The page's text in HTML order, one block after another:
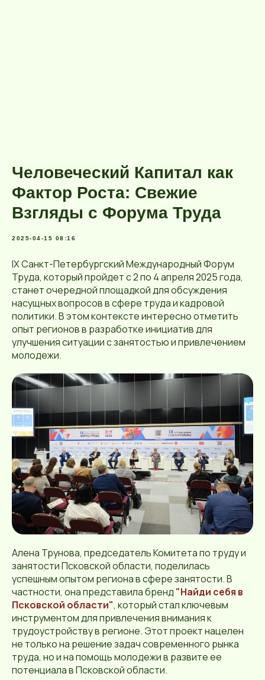
Человеческий Капитал как
Фактор Роста: Свежие
Взгляды с Форума Труда
2025-04-15 08:16
IX Санкт-Петербургский Международный Форум
Труда, который пройдет с 2 по 4 апреля 2025 года,
станет очередной площадкой для обсуждения
насущных вопросов в сфере труда и кадровой
политики. В этом контексте интересно отметить
опыт регионов в разработке инициатив для
улучшения ситуации с занятостью и привлечением
молодежи.
Алена Трунова, председатель Комитета по труду и
занятости Псковской области, поделилась
успешным опытом региона в сфере занятости. В
частности, она представила бренд "Найди себя в
Псковской области", который стал ключевым
инструментом для привлечения внимания к
трудоустройству в регионе. Этот проект нацелен
не только на решение задач современного рынка
труда, но и на помощь молодежи в развите ее
потенциала в Псковской области.